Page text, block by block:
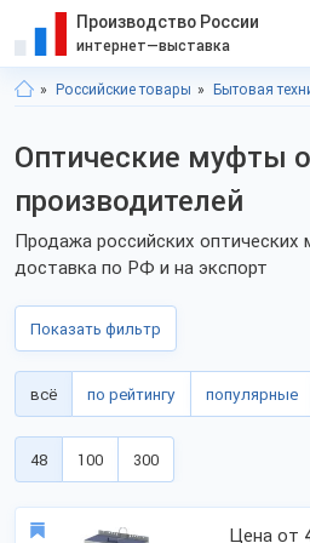
Производство России
интернет—выставка
Российские товары Бытовая
Оптические муфты
производителей
Продажа российских оптических
доставка по РФ и на экспорт
Показать фильтр
всё по рейтингу популярные
48 100 300
Цена от